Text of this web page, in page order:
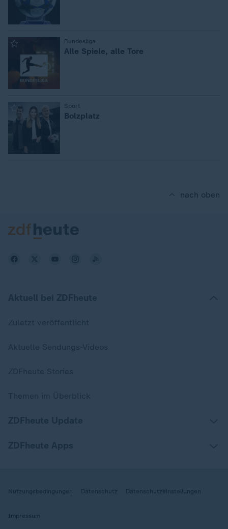
Bundesliga
Alle Spiele, alle Tore
Sport
Bolzplatz
nach oben
Nutzungsbedingungen Datenschutz Datenschutzeinstellungen
Impressum